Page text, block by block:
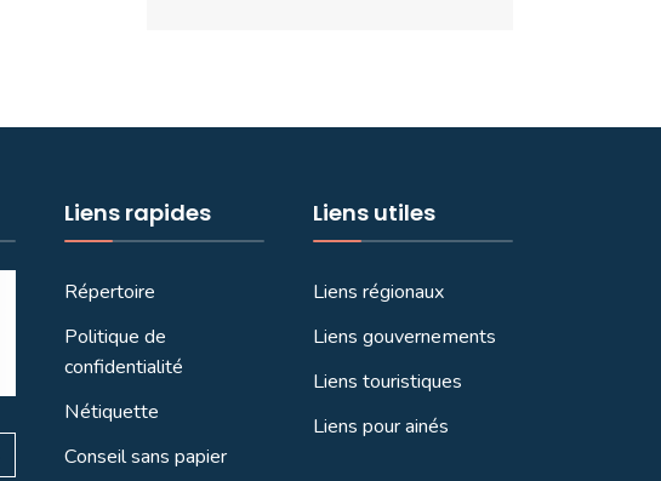
Liens rapides
Répertoire
Politique de
confidentialité
Nétiquette
Conseil sans papier
Liens utiles
Liens régionaux
Liens gouvernements
Liens touristiques
Liens pour ainés